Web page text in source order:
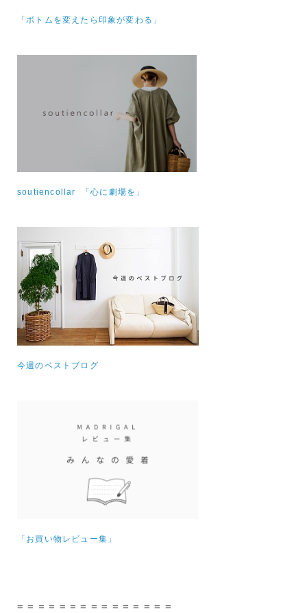
「ボトムを変えたら印象が変わる」
soutiencollar 「心に劇場を」
今週のベストブログ
「お買い物レビュー集」
= = = = = = = = = = = = = = =